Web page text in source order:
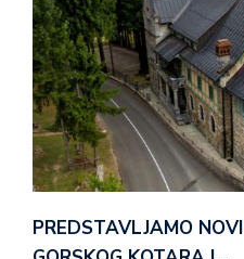
PREDSTAVLJAMO